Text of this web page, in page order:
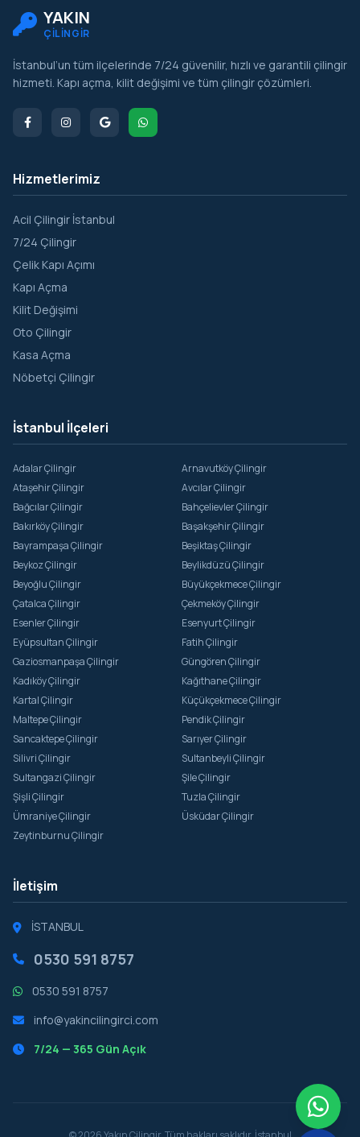
YAKIN
ÇİLİNGİR
İstanbul’un tüm ilçelerinde 7/24 güvenilir, hızlı ve garantili çilingir
hizmeti. Kapı açma, kilit değişimi ve tüm çilingir çözümleri.
Hizmetlerimiz
Acil Çilingir İstanbul
7/24 Çilingir
Çelik Kapı Açımı
Kapı Açma
Kilit Değişimi
Oto Çilingir
Kasa Açma
Nöbetçi Çilingir
İstanbul İlçeleri
Adalar Çilingir
Arnavutköy Çilingir
Ataşehir Çilingir
Avcılar Çilingir
Bağcılar Çilingir
Bahçelievler Çilingir
Bakırköy Çilingir
Başakşehir Çilingir
Bayrampaşa Çilingir
Beşiktaş Çilingir
Beykoz Çilingir
Beylikdüzü Çilingir
Beyoğlu Çilingir
Büyükçekmece Çilingir
Çatalca Çilingir
Çekmeköy Çilingir
Esenler Çilingir
Esenyurt Çilingir
Eyüpsultan Çilingir
Fatih Çilingir
Gaziosmanpaşa Çilingir
Güngören Çilingir
Kadıköy Çilingir
Kağıthane Çilingir
Kartal Çilingir
Küçükçekmece Çilingir
Maltepe Çilingir
Pendik Çilingir
Sancaktepe Çilingir
Sarıyer Çilingir
Silivri Çilingir
Sultanbeyli Çilingir
Sultangazi Çilingir
Şile Çilingir
Şişli Çilingir
Tuzla Çilingir
Ümraniye Çilingir
Üsküdar Çilingir
Zeytinburnu Çilingir
İletişim
İSTANBUL
0530 591 8757
0530 591 8757
info@yakincilingirci.com
7/24 — 365 Gün Açık